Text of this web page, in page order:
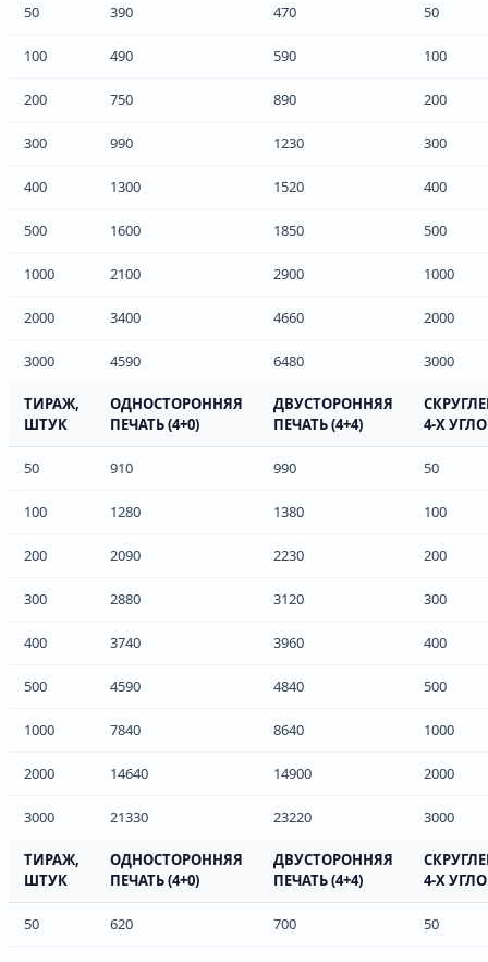
50 390 470 50
100 490 590 100
200 750 890 200
300 990 1230 300
400 1300 1520 400
500 1600 1850 500
1000 2100 2900 1000
2000 3400 4660 2000
3000 4590 6480 3000
ТИРАЖ,
ШТУК
ОДНОСТОРОННЯЯ
ПЕЧАТЬ (4+0)
ДВУСТОРОННЯЯ
ПЕЧАТЬ (4+4)
4-Х
50 910 990 50
100 1280 1380 100
200 2090 2230 200
300 2880 3120 300
400 3740 3960 400
500 4590 4840 500
1000 7840 8640 1000
2000 14640 14900 2000
3000 21330 23220 3000
ТИРАЖ,
ШТУК
ОДНОСТОРОННЯЯ
ПЕЧАТЬ (4+0)
ДВУСТОРОННЯЯ
ПЕЧАТЬ (4+4)
4-Х
50 620 700 50